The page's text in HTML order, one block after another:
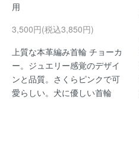
用
3,500円(税込3,850円)
上質な本革編み首輪 チョーカ
ー。ジュエリー感覚のデザイ
ンと品質。さくらピンクで可
愛らしい。犬に優しい首輪